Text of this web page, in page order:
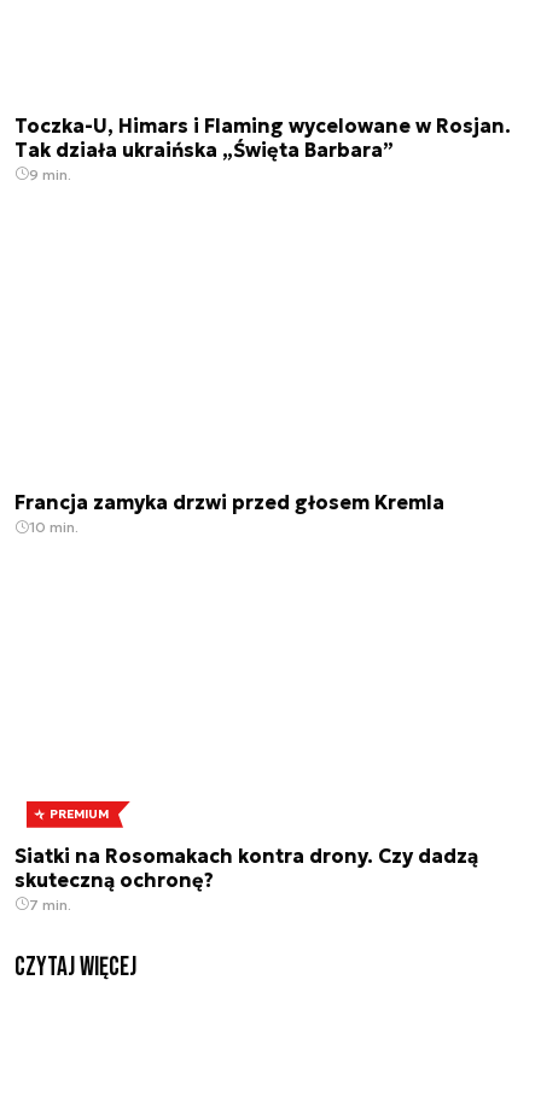
Toczka-U, Himars i Flaming wycelowane w Rosjan.
Tak działa ukraińska „Święta Barbara”
9 min.
Francja zamyka drzwi przed głosem Kremla
10 min.
PREMIUM
Siatki na Rosomakach kontra drony. Czy dadzą
skuteczną ochronę?
7 min.
czytaj więcej